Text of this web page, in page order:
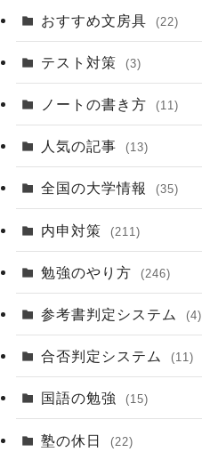
おすすめ文房具 (22)
テスト対策 (3)
ノートの書き方 (11)
人気の記事 (13)
全国の大学情報 (35)
内申対策 (211)
勉強のやり方 (246)
参考書判定システム (4)
合否判定システム (11)
国語の勉強 (15)
塾の休日 (22)